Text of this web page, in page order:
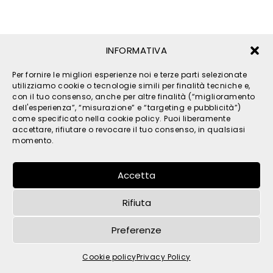
INFORMATIVA
Per fornire le migliori esperienze noi e terze parti selezionate
utilizziamo cookie o tecnologie simili per finalità tecniche e,
con il tuo consenso, anche per altre finalità (“miglioramento
dell'esperienza”, “misurazione” e “targeting e pubblicità”)
come specificato nella cookie policy. Puoi liberamente
accettare, rifiutare o revocare il tuo consenso, in qualsiasi
momento.
Accetta
Rifiuta
Preferenze
Cookie policyPrivacy Policy
© 2026 TPM s.r.l. - All Rights Reserved - C.F. e P. IVA
IT05121480262 -privacy - cookies- by